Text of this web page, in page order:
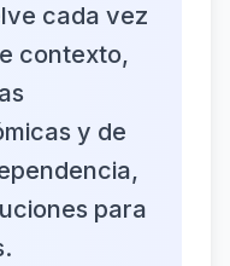
cada vez
contexto,
y de
para